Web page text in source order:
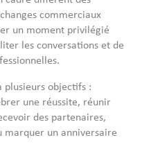
commerciaux
un moment privilégié
les conversations et de
plusieurs objectifs :
une réussite, réunir
des partenaires,
marquer un anniversaire